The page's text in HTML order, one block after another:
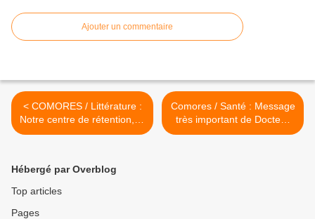
Ajouter un commentaire
< COMORES / Littérature :
Notre centre de rétention, le
premier essai du jeune
Comores / Santé : Message
très important de Docteur
Misbahou Abdou Ada /
Hébergé par Overblog
Top articles
Pages